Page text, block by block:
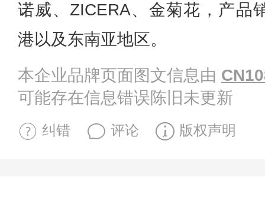
诺威、ZICERA、金菊花，产品
港以及东南亚地区。
本企业品牌页面图文信息由
可能存在信息错误陈旧未更新
纠错 评论 版权声明